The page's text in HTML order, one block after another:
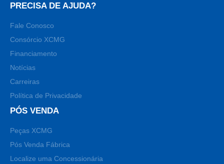
PRECISA DE AJUDA?
Fale Conosco
Consórcio XCMG
Financiamento
Notícias
Carreiras
Política de Privacidade
PÓS VENDA
Peças XCMG
Pós Venda Fábrica
Localize uma Concessionária